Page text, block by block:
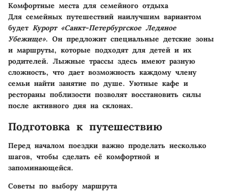
Комфортные места для семейного отдыха
Для семейных путешествий наилучшим вариантом
будет Курорт «Санкт-Петербургское Ледяное
Убежище». Он предложит специальные детские зоны
и маршруты, которые подходят для детей и их
родителей. Лыжные трассы здесь имеют разную
сложность, что дает возможность каждому члену
семьи найти занятие по душе. Уютные кафе и
рестораны поблизости позволят восстановить силы
после активного дня на склонах.
Подготовка к путешествию
Перед началом поездки важно проделать несколько
шагов, чтобы сделать её комфортной и
запоминающейся.
Советы по выбору маршрута